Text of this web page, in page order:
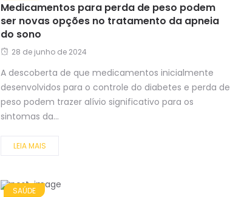
Medicamentos para perda de peso podem
ser novas opções no tratamento da apneia
do sono
28 de junho de 2024
A descoberta de que medicamentos inicialmente
desenvolvidos para o controle do diabetes e perda de
peso podem trazer alívio significativo para os
sintomas da...
LEIA MAIS
SAÚDE